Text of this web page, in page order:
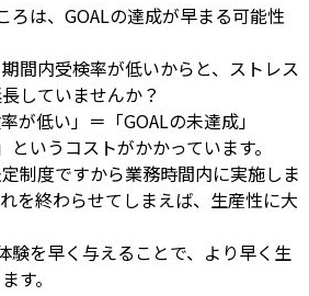
ろは、GOALの達成が早まる可能性
間内受検率が低いからと、ストレス
していませんか？
が低い」＝「GOALの未達成」
いうコストがかかっています。
制度ですから業務時間内に実施しま
を終わらせてしまえば、生産性に大
験を早く与えることで、より早く生
す。